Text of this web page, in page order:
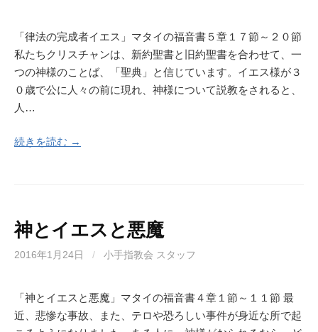
「律法の完成者イエス」マタイの福音書５章１７節～２０節
私たちクリスチャンは、新約聖書と旧約聖書を合わせて、一
つの神様のことば、「聖典」と信じています。イエス様が３
０歳で公に人々の前に現れ、神様について説教をされると、
人…
続きを読む →
神とイエスと悪魔
2016年1月24日 / 小手指教会 スタッフ
「神とイエスと悪魔」マタイの福音書４章１節～１１節 最
近、悲惨な事故、また、テロや恐ろしい事件が身近な所で起